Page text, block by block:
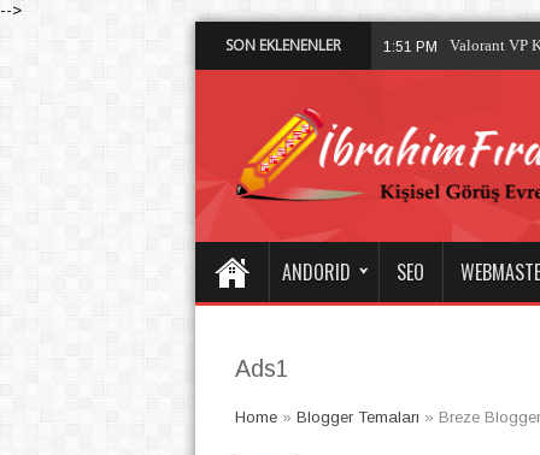
-->
SON EKLENENLER 11:08
ANDORID SEO
Ads1
Home» Blogger Temaları » Breze